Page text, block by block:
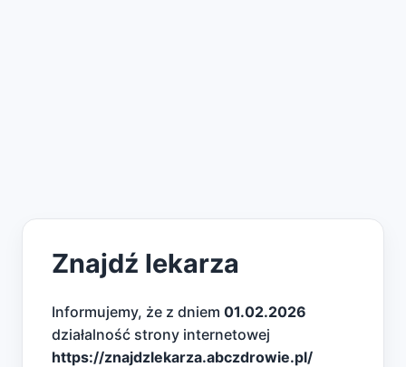
Znajdź lekarza
Informujemy, że z dniem 01.02.2026
działalność strony internetowej
https://znajdzlekarza.abczdrowie.pl/